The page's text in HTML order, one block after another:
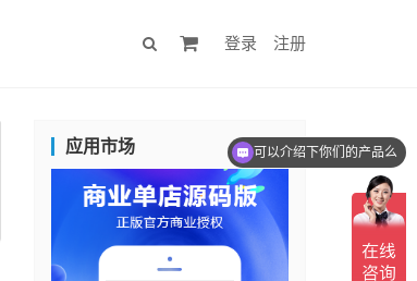
登录 注册
应用市场 可以介绍下你们的产品么